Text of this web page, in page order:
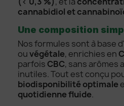
cannabidiol et
Une composition
Nos formules sont à base d'
ouvégétale, enrichies en
parfois CBC, sans arômes
inutiles. Tout est conçu
biodisponibilité optimale
quotidienne fluide.